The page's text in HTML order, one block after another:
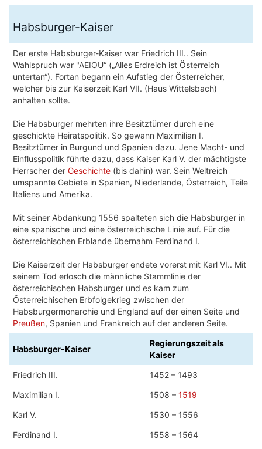
Habsburger-Kaiser
Der erste Habsburger-Kaiser war Friedrich III.. Sein
Wahlspruch war "AEIOU“ („Alles Erdreich ist Österreich
untertan“). Fortan begann ein Aufstieg der Österreicher,
welcher bis zur Kaiserzeit Karl VII. (Haus Wittelsbach)
anhalten sollte.
Die Habsburger mehrten ihre Besitztümer durch eine
geschickte Heiratspolitik. So gewann Maximilian I.
Besitztümer in Burgund und Spanien dazu. Jene Macht- und
Einflusspolitik führte dazu, dass Kaiser Karl V. der mächtigste
Herrscher der Geschichte (bis dahin) war. Sein Weltreich
umspannte Gebiete in Spanien, Niederlande, Österreich, Teile
Italiens und Amerika.
Mit seiner Abdankung 1556 spalteten sich die Habsburger in
eine spanische und eine österreichische Linie auf. Für die
österreichischen Erblande übernahm Ferdinand I.
Die Kaiserzeit der Habsburger endete vorerst mit Karl VI.. Mit
seinem Tod erlosch die männliche Stammlinie der
österreichischen Habsburger und es kam zum
Österreichischen Erbfolgekrieg zwischen der
Habsburgermonarchie und England auf der einen Seite und
Preußen, Spanien und Frankreich auf der anderen Seite.
Habsburger-Kaiser
Regierungszeit als
Kaiser
Friedrich III.
1452 – 1493
Maximilian I.
1508 – 1519
Karl V.
1530 – 1556
Ferdinand I.
1558 – 1564